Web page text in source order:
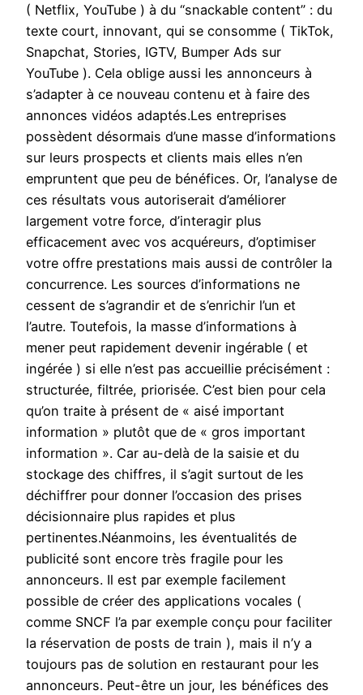
( Netflix, YouTube ) à du “snackable content” : du
texte court, innovant, qui se consomme ( TikTok,
Snapchat, Stories, IGTV, Bumper Ads sur
YouTube ). Cela oblige aussi les annonceurs à
s’adapter à ce nouveau contenu et à faire des
annonces vidéos adaptés.Les entreprises
possèdent désormais d’une masse d’informations
sur leurs prospects et clients mais elles n’en
empruntent que peu de bénéfices. Or, l’analyse de
ces résultats vous autoriserait d’améliorer
largement votre force, d’interagir plus
efficacement avec vos acquéreurs, d’optimiser
votre offre prestations mais aussi de contrôler la
concurrence. Les sources d’informations ne
cessent de s’agrandir et de s’enrichir l’un et
l’autre. Toutefois, la masse d’informations à
mener peut rapidement devenir ingérable ( et
ingérée ) si elle n’est pas accueillie précisément :
structurée, filtrée, priorisée. C’est bien pour cela
qu’on traite à présent de « aisé important
information » plutôt que de « gros important
information ». Car au-delà de la saisie et du
stockage des chiffres, il s’agit surtout de les
déchiffrer pour donner l’occasion des prises
décisionnaire plus rapides et plus
pertinentes.Néanmoins, les éventualités de
publicité sont encore très fragile pour les
annonceurs. Il est par exemple facilement
possible de créer des applications vocales (
comme SNCF l’a par exemple conçu pour faciliter
la réservation de posts de train ), mais il n’y a
toujours pas de solution en restaurant pour les
annonceurs. Peut-être un jour, les bénéfices des